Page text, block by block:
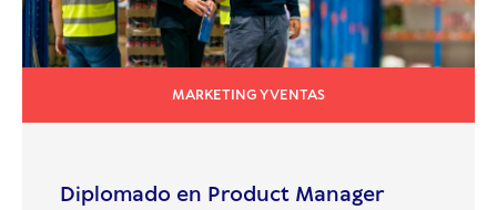
MARKETING Y VENTAS
Diplomado en Product Manager